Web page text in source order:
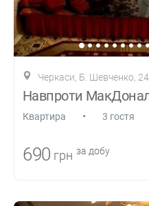
Черкаси, Б. Шевченко,
Квартира • 3 гостя
690 грн за добу